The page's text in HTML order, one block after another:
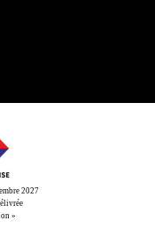
2027
»